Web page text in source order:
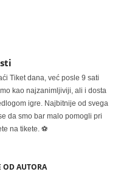
Tiket dana, već posle 9 sati
kao najzanimljiviji, ali i dosta
igre. Najbitnije od svega
da smo bar malo pomogli pri
na tikete. ⚽
OD AUTORA